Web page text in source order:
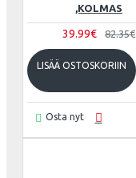
,KOLMAS
39.99€ 82.35€
LISÄÄ OSTOSKORIIN
Osta nyt